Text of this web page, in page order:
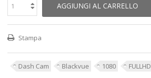
AGGIUNGI AL CARRELLO
Stampa
Dash Cam Blackvue 1080 FULLHD